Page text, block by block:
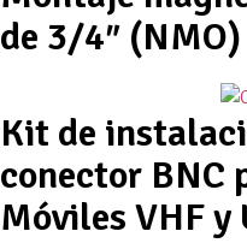
de 3/4″ (NMO)
Kit de
conector BNC
Móviles VHF y